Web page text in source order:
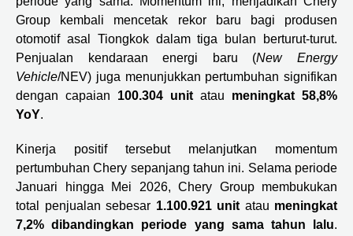
Group kembali mencetak rekor baru bagi produsen
otomotif asal Tiongkok dalam tiga bulan berturut-turut.
Penjualan kendaraan energi baru (New Energy
Vehicle/NEV) juga menunjukkan pertumbuhan signifikan
dengan capaian 100.304 unit atau meningkat 58,8%
YoY.
Kinerja positif tersebut melanjutkan momentum
pertumbuhan Chery sepanjang tahun ini. Selama periode
Januari hingga Mei 2026, Chery Group membukukan
total penjualan sebesar 1.100.921 unit atau meningkat
7,2% dibandingkan periode yang sama tahun lalu.